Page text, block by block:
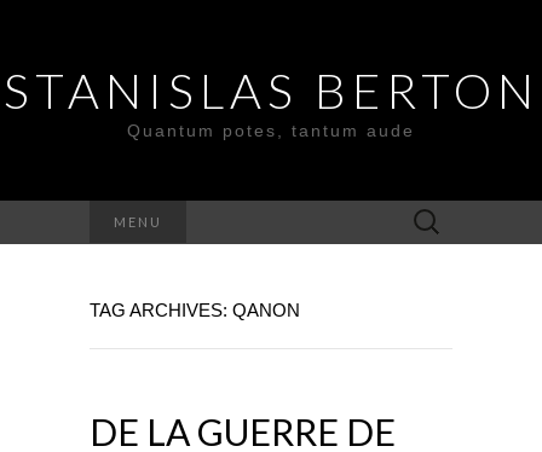
STANISLAS BERTON
Quantum potes, tantum aude
MENU
Search
for:
TAG ARCHIVES: QANON
DE LA GUERRE DE